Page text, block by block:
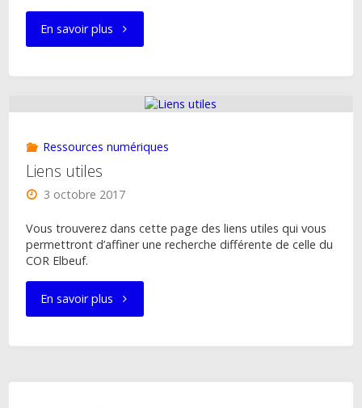
En savoir plus"Ressources
Ressources numériques
Liens utiles
3 octobre 2017
Vous trouverez dans cette page des liens utiles qui vous
permettront d’affiner une recherche différente de celle du
COR Elbeuf.
En savoir plus"Liens